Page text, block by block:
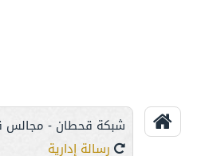
شبكة قحطان - مجالس
رسالة إدارية